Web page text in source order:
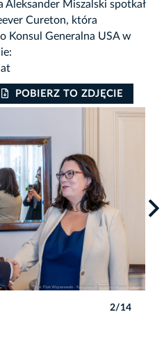
Miszalski spotkał
Cureton, która
Konsul Generalna USA w
POBIERZ TO ZDJĘCIE
2/14